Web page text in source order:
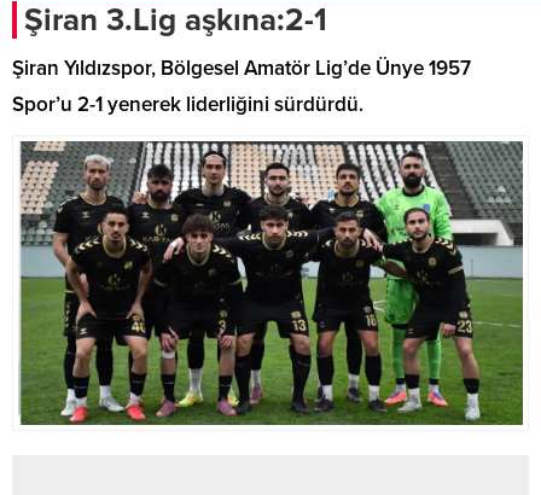
Şiran 3.Lig aşkına:2-1
Şiran Yıldızspor, Bölgesel Amatör Lig’de Ünye 1957
Spor’u 2-1 yenerek liderliğini sürdürdü.